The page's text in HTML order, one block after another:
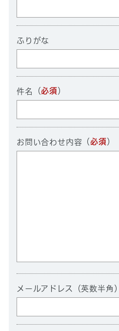
ふりがな
件名 （必須 ）
お問い合わせ内容 （必須 ）
メールアドレス（英数半角）